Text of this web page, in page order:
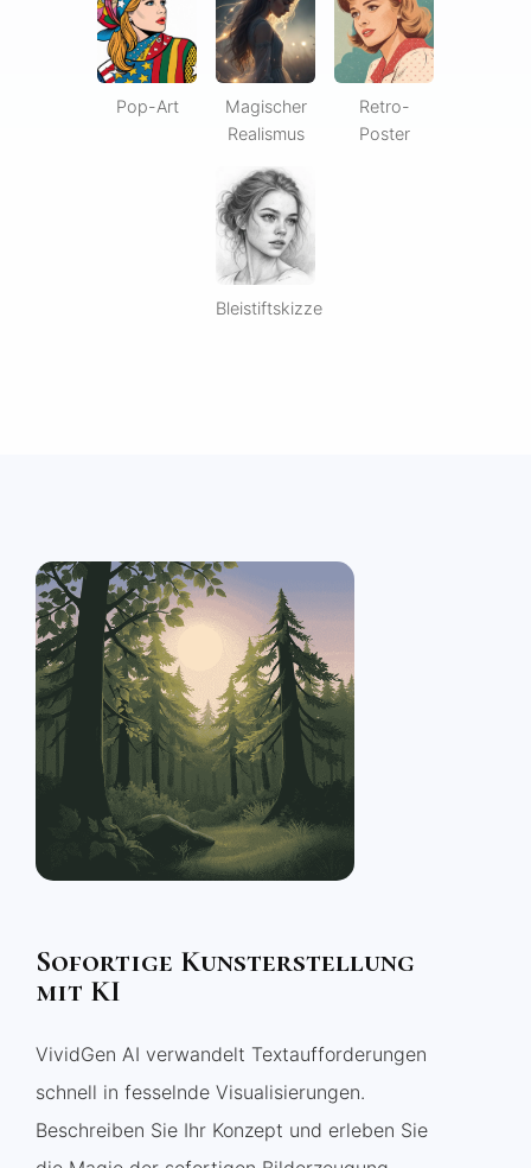
Pop-Art
Magischer
Realismus
Retro-
Poster
Bleistiftskizze
Sofortige Kunsterstellung
mit KI
VividGen AI verwandelt Textaufforderungen
schnell in fesselnde Visualisierungen.
Beschreiben Sie Ihr Konzept und erleben Sie